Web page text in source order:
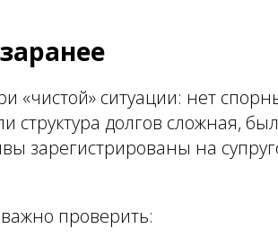
«чистой» ситуации: нет
структура долгов сложная,
зарегистрированы на
проверить: